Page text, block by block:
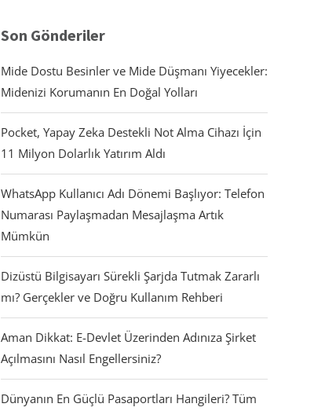
Son Gönderiler
Mide Dostu Besinler ve Mide Düşmanı Yiyecekler:
Midenizi Korumanın En Doğal Yolları
Pocket, Yapay Zeka Destekli Not Alma Cihazı İçin
11 Milyon Dolarlık Yatırım Aldı
WhatsApp Kullanıcı Adı Dönemi Başlıyor: Telefon
Numarası Paylaşmadan Mesajlaşma Artık
Mümkün
Dizüstü Bilgisayarı Sürekli Şarjda Tutmak Zararlı
mı? Gerçekler ve Doğru Kullanım Rehberi
Aman Dikkat: E-Devlet Üzerinden Adınıza Şirket
Açılmasını Nasıl Engellersiniz?
Dünyanın En Güçlü Pasaportları Hangileri? Tüm